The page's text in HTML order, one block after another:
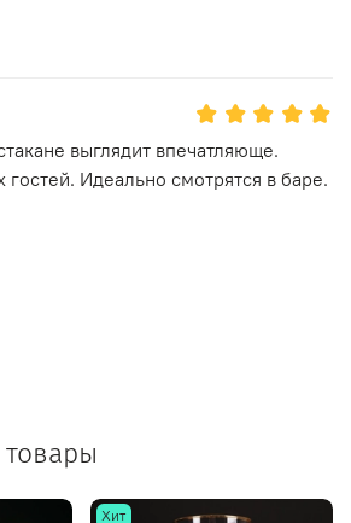
выглядит впечатляюще.
гостей. Идеально смотрятся в баре.
Хит